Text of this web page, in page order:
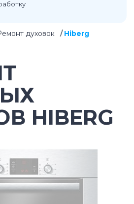
духовок Hiberg
HIBERG